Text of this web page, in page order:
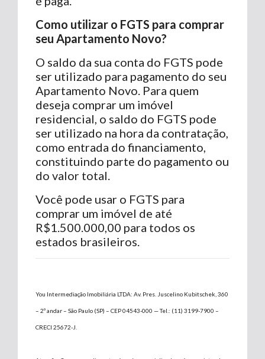
Como utilizar o FGTS para comprar
seu Apartamento Novo?
O saldo da sua conta do FGTS pode
ser utilizado para pagamento do seu
Apartamento Novo. Para quem
deseja comprar um imóvel
residencial, o saldo do FGTS pode
ser utilizado na hora da contratação,
como entrada do financiamento,
constituindo parte do pagamento ou
do valor total.
Você pode usar o FGTS para
comprar um imóvel de até
R$1.500.000,00 para todos os
estados brasileiros.
You Intermediação Imobiliária LTDA: Av. Pres. Juscelino Kubitschek, 360
– 2º andar – São Paulo (SP) – CEP 04543-000 — Tel.: (11) 3199-7900 –
CRECI 25672-J.